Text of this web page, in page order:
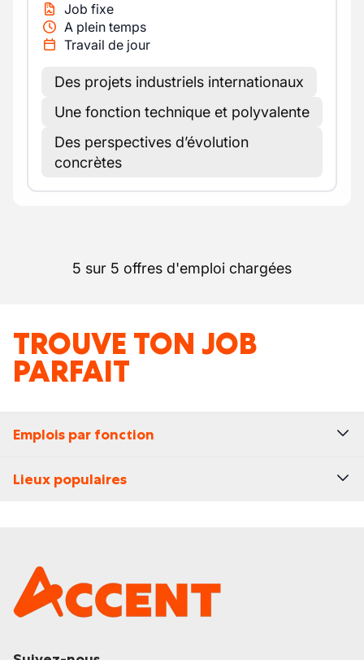
Job fixe
A plein temps
Travail de jour
Des projets industriels internationaux
Une fonction technique et polyvalente
Des perspectives d’évolution
concrètes
5 sur 5 offres d'emploi chargées
TROUVE TON JOB
PARFAIT
Emplois par fonction
Lieux populaires